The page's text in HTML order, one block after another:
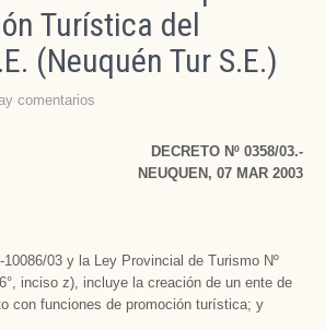
Turística del
(Neuquén Tur S.E.)
comentarios
DECRETO Nº 0358/03.-
NEUQUEN, 07 MAR 2003
10086/03 y la Ley Provincial de Turismo Nº
inciso z), incluye la creación de un ente de
con funciones de promoción turística; y